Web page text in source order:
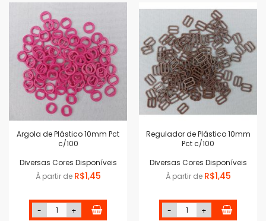
Argola de Plástico 10mm Pct
c/100
Diversas Cores Disponíveis
À partir de R$1,45
- +
Regulador de Plástico 10mm
Pct c/100
Diversas Cores Disponíveis
À partir de R$1,45
- +